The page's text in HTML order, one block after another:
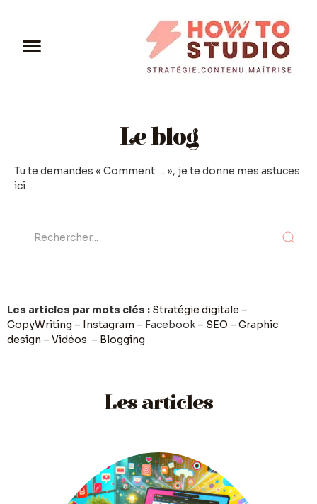
Le blog
Tu te demandes « Comment … », je te donne mes astuces
ici
Les articles par mots clés : Stratégie digitale –
CopyWriting – Instagram – Facebook – SEO – Graphic
design – Vidéos – Blogging
Les articles